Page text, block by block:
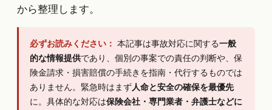
から整理します。
必ずお読みください： 本記事は事故対応に関する一般
的な情報提供であり、個別の事案での責任の判断や、保
険金請求・損害賠償の手続きを指南・代行するものでは
ありません。緊急時はまず人命と安全の確保を最優先
に。具体的な対応は保険会社・専門業者・弁護士などに